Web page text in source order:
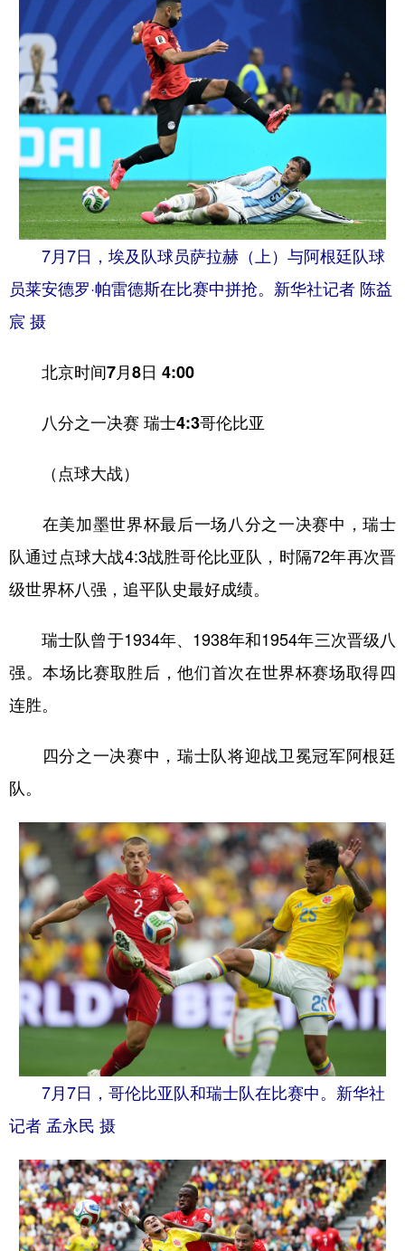
7月7日，埃及队球员萨拉赫（上）与阿根廷队球
员莱安德罗·帕雷德斯在比赛中拼抢。新华社记者 陈益
宸 摄
北京时间7月8日 4:00
八分之一决赛 瑞士4:3哥伦比亚
（点球大战）
在美加墨世界杯最后一场八分之一决赛中，瑞士
队通过点球大战4:3战胜哥伦比亚队，时隔72年再次晋
级世界杯八强，追平队史最好成绩。
瑞士队曾于1934年、1938年和1954年三次晋级八
强。本场比赛取胜后，他们首次在世界杯赛场取得四
连胜。
四分之一决赛中，瑞士队将迎战卫冕冠军阿根廷
队。
7月7日，哥伦比亚队和瑞士队在比赛中。新华社
记者 孟永民 摄